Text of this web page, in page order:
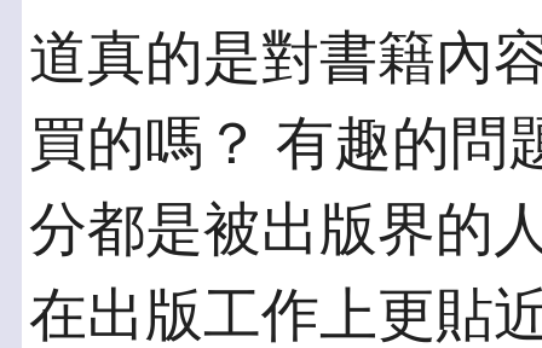
道真的是對書籍內
買的嗎？ 有趣的問
分都是被出版界的
在出版工作上更貼